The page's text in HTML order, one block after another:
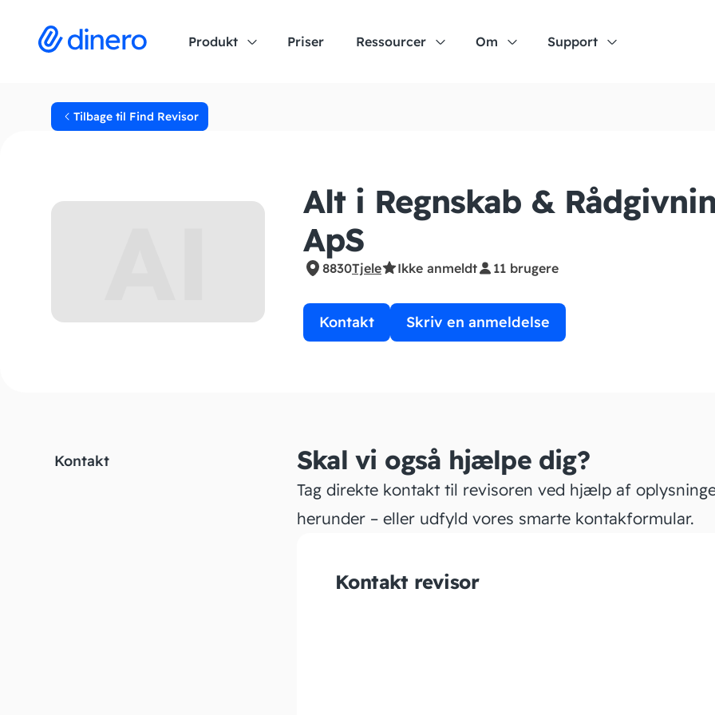
Produkt Priser Ressourcer Om Support
Tilbage til Find Revisor
Alt i Regnskab &
ApS
8830Tjele Ikke anmeldt 11 brugere
Kontakt Skriv en anmeldelse
Kontakt Skal vi også hjælpe dig?
Tag direkte kontakt til revisoren ved hjælp af
herunder – eller udfyld vores smarte kontakformular.
Kontakt revisor